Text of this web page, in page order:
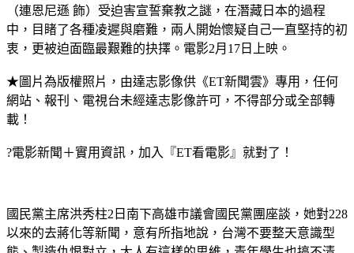
（連恩尼遜 飾）受迫害宣誓棄教之謎，在潛藏日本的過程
中，目睹了各種凌遲與磨難，兩人開始懷疑自己一直堅持的初
衷，更被迫面臨最艱難的抉擇。電影2月17日上映。
★圖片為版權照片，由達志影像供《ET新聞雲》專用，任何
網站、報刊、電視台未經達志影像許可，不得部分或全部轉
載！
?電影新聞＋實用資訊，加入『ET看電影』就對了！
國民黨主席洪秀柱2日南下高雄巿議會國民黨團座談，她對228
以來的去蔣化等新聞，意有所指地說，台灣不要整天意識型